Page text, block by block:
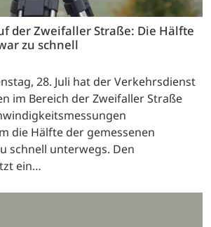
der Zweifaller Straße: Die Hälfte
zu schnell
28. Juli hat der Verkehrsdienst
im Bereich der Zweifaller Straße
die Hälfte der gemessenen
schnell unterwegs. Den
ein…